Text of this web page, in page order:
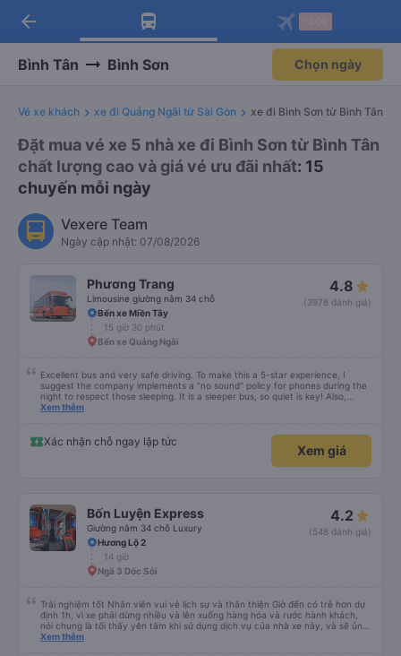
Tải app Vexere ngay!
Nhận ưu đãi thành viên độc
Mở app
Tải app Vexere
-30k/ghế khi đặt vé máy bay qua
Mở app
arrow_back
Bình Tân Bình Sơn Chọn ngày
Vé xe khách xe đi Quảng Ngãi từ Sài Gòn xe đi Bình Sơn từ Bình Tân
Đặt mua vé xe 5 nhà xe đi Bình Sơn từ Bình Tân
chất lượng cao và giá vé ưu đãi nhất: 15
chuyến mỗi ngày
Vexere Team
Ngày cập nhật: 07/08/2026
Phương Trang
Limousine giường nằm 34 chỗ
4.8
(3978 đánh giá)
Bến xe Miền Tây
15 giờ 30 phút
Bến xe Quảng Ngãi
Excellent bus and very safe driving. To make this a 5-star experience, I
suggest the company implements a "no sound" policy for phones during the
night to respect those sleeping. It is a sleeper bus, so quiet is key! Also,
please display the Wi-Fi password clearly inside the cabin for convenience. I
quy định rõ ràng về việc giữ im lặng (tắt âm thanh điện thoại) vào ban đêm
để tránh làm phiền hành khách khác ngủ. Ngoài ra, nhà xe nên dán sẵn mật
khẩu Wi-Fi trong xe để hành khách dễ dàng sử dụng. Tôi vẫn sẽ tiếp tục ủng
Xem thêm
Xác nhận chỗ ngay lập tức
Xem giá
Bốn Luyện Express
Giường nằm 34 chỗ Luxury
4.2
(548 đánh giá)
Hương Lộ 2
14 giờ
Ngã 3 Dốc Sỏi
Trải nghiệm tốt Nhân viên vui vẻ lịch sự và thân thiện Giờ đến có trễ hơn dự
định 1h, vì xe phải dừng nhiều và lên xuống hàng hóa và rước hành khách,
nói chung là tối thấy yên tâm khi sử dụng dịch vụ của nhà xe này, và sẽ ủng
hộ và giới thiệu cho người thân sử dụng dịch vụ của nhà xe này
Xem thêm